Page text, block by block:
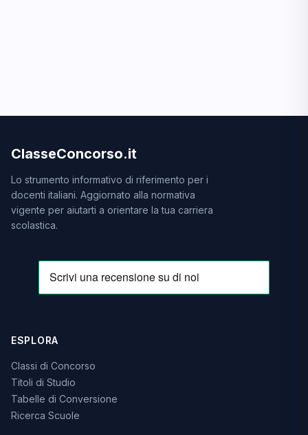
ClasseConcorso.it
Lo strumento informativo di riferimento per i
docenti italiani. Aggiornato alla normativa
vigente per aiutarti a orientare la tua carriera
scolastica.
ESPLORA
Classi di Concorso
Titoli di Studio
Tabelle di Conversione
Ricerca Scuole